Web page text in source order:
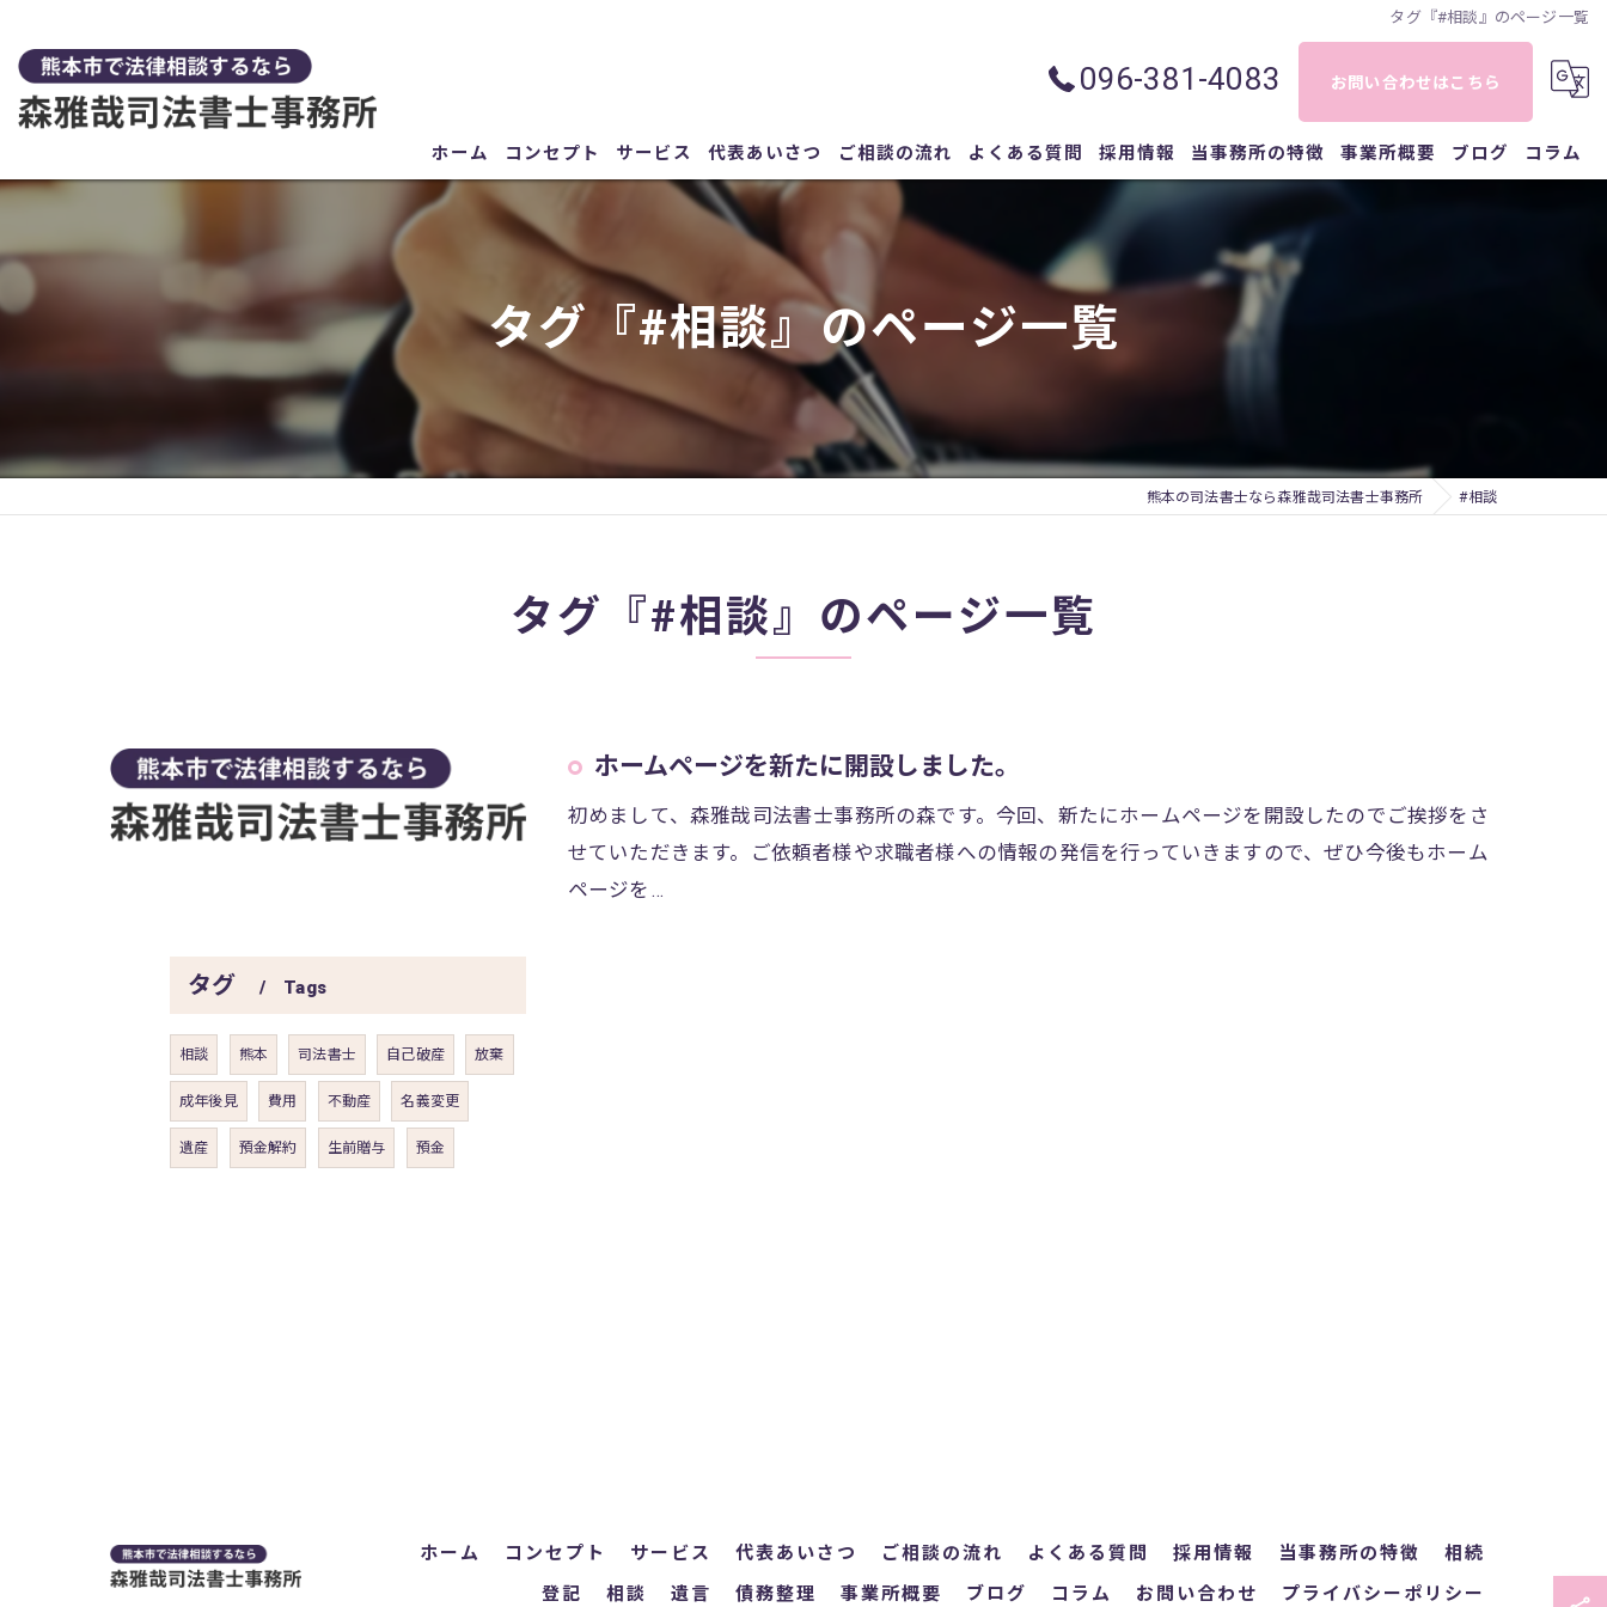
タグ『#相談』のページ一覧
096-381-4083 お問い合わせはこちら
ホーム コンセプト サービス 代表あいさつ ご相談の流れ よくある質問 採用情報 当事務所の特徴
登記
相談
事業所概要 ブログ コラム
タグ『#相談』のページ一覧
熊本の司法書士なら森雅哉司法書士事務所 #相談
タグ『#相談』のページ一覧
ホームページを新たに開設しました。
初めまして、森雅哉司法書士事務所の森です。今回、新たにホームページを開設したのでご挨拶をさ
せていただきます。ご依頼者様や求職者様への情報の発信を行っていきますので、ぜひ今後もホーム
ページを…
タグ Tags
相談 熊本 司法書士 自己破産 放棄
成年後見 費用 不動産 名義変更
遺産 預金解約 生前贈与 預金
ホーム コンセプト サービス 代表あいさつ ご相談の流れ よくある質問 採用情報 当事務所の特徴
相続
登記
相談 遺言 債務整理 事業所概要 ブログ コラム お問い合わせ プライバシーポリシー